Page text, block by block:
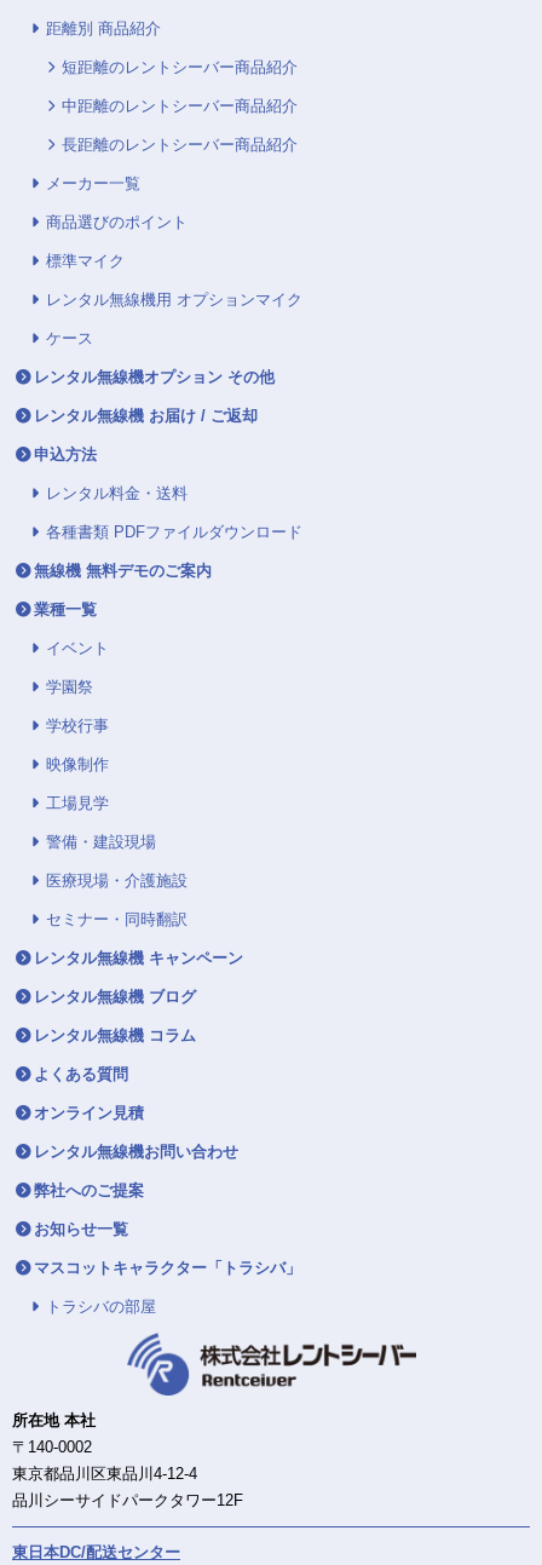
距離別 商品紹介
短距離のレントシーバー商品紹介
中距離のレントシーバー商品紹介
長距離のレントシーバー商品紹介
メーカー一覧
商品選びのポイント
標準マイク
レンタル無線機用 オプションマイク
ケース
レンタル無線機オプション その他
レンタル無線機 お届け / ご返却
申込方法
レンタル料金・送料
各種書類 PDFファイルダウンロード
無線機 無料デモのご案内
業種一覧
イベント
学園祭
学校行事
映像制作
工場見学
警備・建設現場
医療現場・介護施設
セミナー・同時翻訳
レンタル無線機 キャンペーン
レンタル無線機 ブログ
レンタル無線機 コラム
よくある質問
オンライン見積
レンタル無線機お問い合わせ
弊社へのご提案
お知らせ一覧
マスコットキャラクター「トラシバ」
トラシバの部屋
所在地 本社
〒140-0002
東京都品川区東品川4-12-4
品川シーサイドパークタワー12F
東日本DC/配送センター